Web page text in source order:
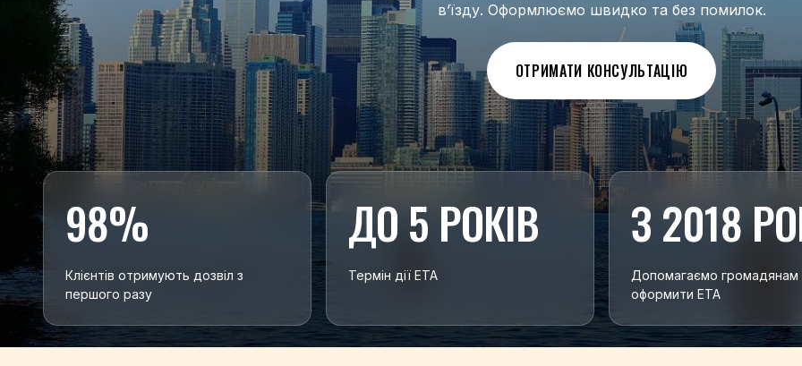
в’їзду. Оформлюємо швидко та без помилок.
ОТРИМАТИ КОНСУЛЬТАЦІЮ
98%
Клієнтів отримують дозвіл з
першого разу
ДО 5 РОКІВ
Термін дії ETA
З 2018
Допомагаємо
оформити ETA